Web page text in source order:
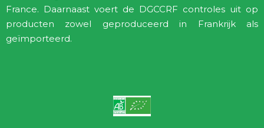
France. Daarnaast voert de DGCCRF controles uit op
producten zowel geproduceerd in Frankrijk als
geïmporteerd.